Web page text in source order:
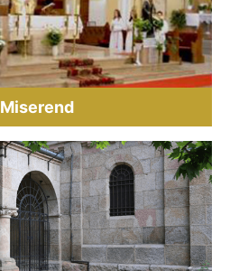
Miserend